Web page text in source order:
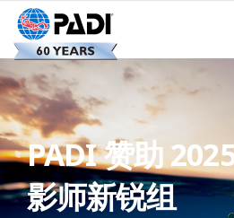
PADI 赞助
影师新锐组